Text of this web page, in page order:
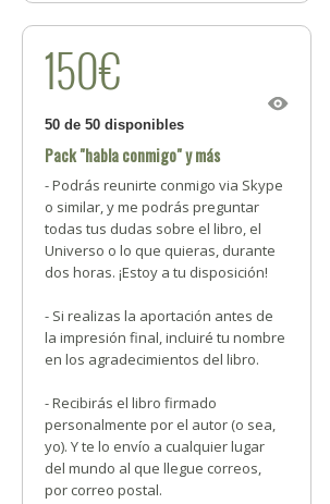
150€
50 de 50 disponibles
Pack "habla conmigo" y más
- Podrás reunirte conmigo via Skype
o similar, y me podrás preguntar
todas tus dudas sobre el libro, el
Universo o lo que quieras, durante
dos horas. ¡Estoy a tu disposición!
- Si realizas la aportación antes de
la impresión final, incluiré tu nombre
en los agradecimientos del libro.
- Recibirás el libro firmado
personalmente por el autor (o sea,
yo). Y te lo envío a cualquier lugar
del mundo al que llegue correos,
por correo postal.